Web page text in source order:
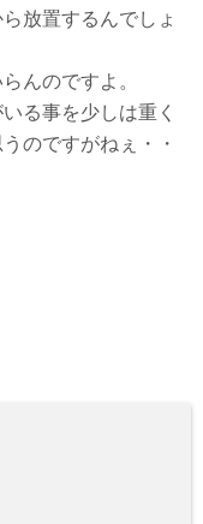
放置するんでしょ
んのですよ。
る事を少しは重く
のですがねぇ・・